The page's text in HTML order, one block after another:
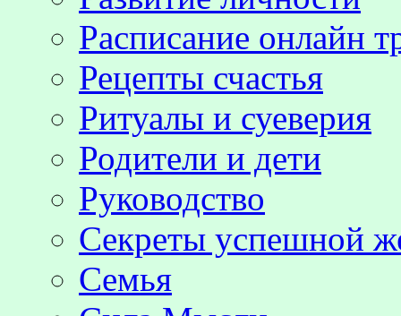
Расписание онлайн
Рецепты счастья
Ритуалы и суеверия
Родители и дети
Руководство
Секреты успешной
Семья